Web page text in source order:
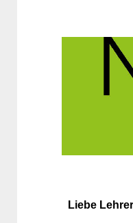
Liebe